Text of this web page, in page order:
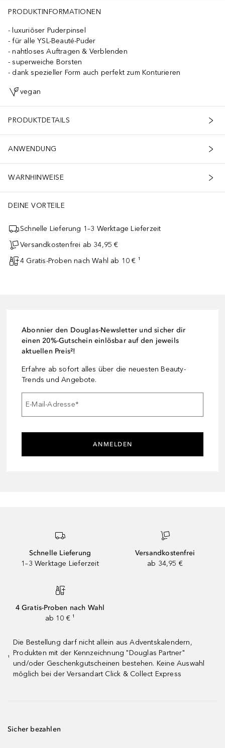
PRODUKTINFORMATIONEN
luxuriöser Puderpinsel
für alle YSL-Beauté-Puder
nahtloses Auftragen & Verblenden
superweiche Borsten
dank spezieller Form auch perfekt zum Konturieren
vegan
PRODUKTDETAILS
ANWENDUNG
WARNHINWEISE
DEINE VORTEILE
Schnelle Lieferung 1–3 Werktage Lieferzeit
Versandkostenfrei ab 34,95 €
4 Gratis-Proben nach Wahl ab 10 € ¹
Abonnier den Douglas-Newsletter und sicher dir
einen 20%-Gutschein einlösbar auf den jeweils
aktuellen Preis²!
Erfahre ab sofort alles über die neuesten Beauty-
Trends und Angebote.
E-Mail-Adresse*
ANMELDEN
Schnelle Lieferung
1–3 Werktage Lieferzeit
Versandkostenfrei
ab 34,95 €
4 Gratis-Proben nach Wahl
ab 10 € ¹
¹
Die Bestellung darf nicht allein aus Adventskalendern,
Produkten mit der Kennzeichnung "Douglas Partner"
und/oder Geschenkgutscheinen bestehen. Keine Auswahl
möglich bei der Versandart Click & Collect Express
Sicher bezahlen